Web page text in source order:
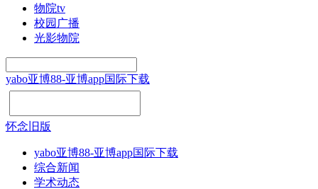
物院tv
校园广播
光影物院
yabo亚博88-亚博app国际下载
怀念旧版
yabo亚博88-亚博app国际下载
综合新闻
学术动态